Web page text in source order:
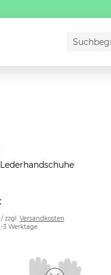
zzgl. Versandkosten
3 Werktage